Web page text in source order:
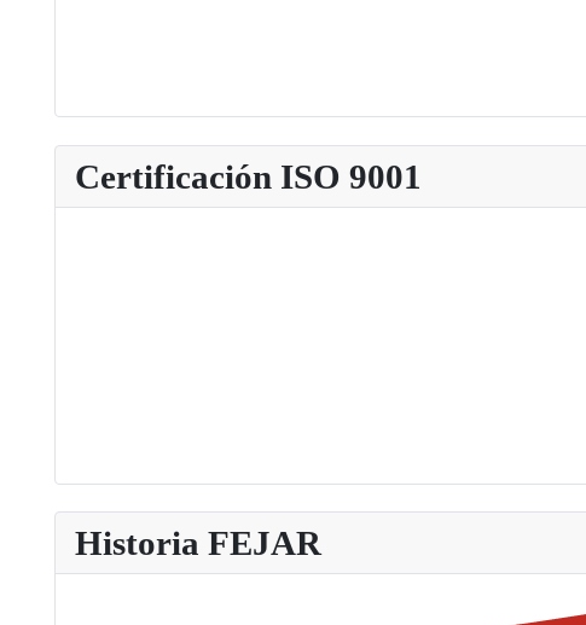
Certificación ISO 9001
Historia FEJAR